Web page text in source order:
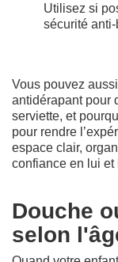
Utilisez si
sécurité
Vous pouvez
antidérapant pour
serviette, et
pour rendre
espace clair,
confiance en lui et
Douche
selon